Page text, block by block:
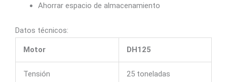
Ahorrar espacio de almacenamiento
Datos técnicos:
Motor DH125
Tensión 25 toneladas